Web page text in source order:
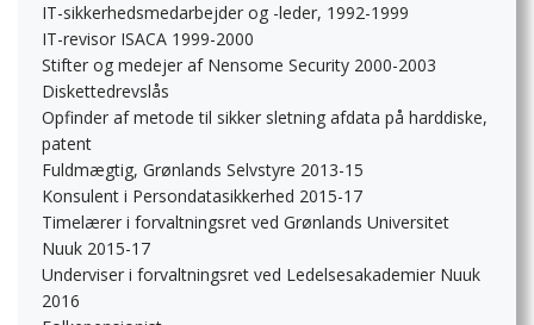
IT-sikkerhedsmedarbejder og -leder, 1992-1999
IT-revisor ISACA 1999-2000
Stifter og medejer af Nensome Security 2000-2003
Diskettedrevslås
Opfinder af metode til sikker sletning afdata på harddiske,
patent
Fuldmægtig, Grønlands Selvstyre 2013-15
Konsulent i Persondatasikkerhed 2015-17
Timelærer i forvaltningsret ved Grønlands Universitet
Nuuk 2015-17
Underviser i forvaltningsret ved Ledelsesakademier Nuuk
2016